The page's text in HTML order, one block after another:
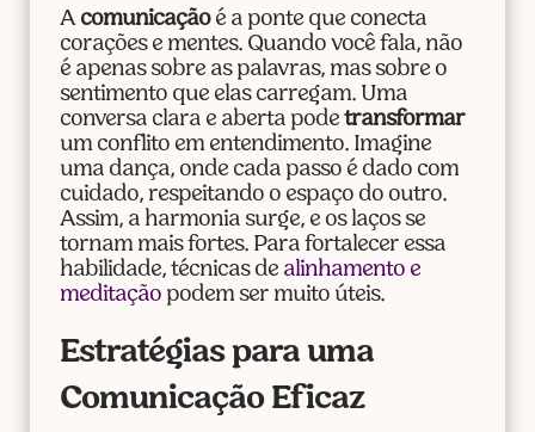
A comunicaçãoé a ponte que conecta
corações e mentes. Quando você fala, não
é apenas sobre as palavras, mas sobre o
sentimento que elas carregam. Uma
conversa clara e aberta pode transformar
um conflito em entendimento. Imagine
uma dança, onde cada passo é dado com
cuidado, respeitando o espaço do outro.
Assim, a harmonia surge, e os laços se
tornam mais fortes. Para fortalecer essa
habilidade, técnicas de alinhamento e
meditaçãopodem ser muito úteis.
Estratégias para uma
Comunicação Eficaz